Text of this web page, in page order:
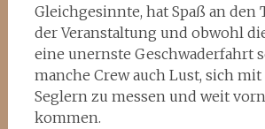
Gleichgesinnte, hat Spaß an den
der Veranstaltung und obwohl
eine unernste Geschwaderfahrt
manche Crew auch Lust, sich
Seglern zu messen und weit
kommen.